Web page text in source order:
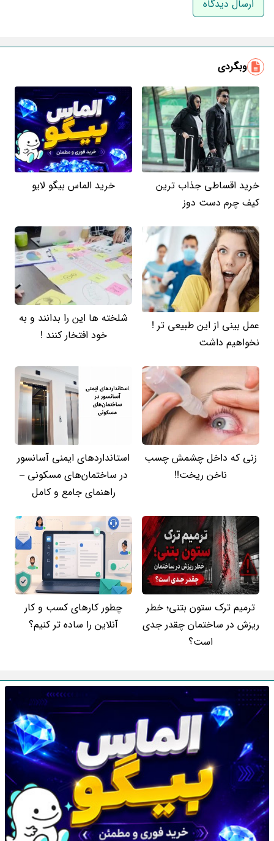
وبگردی
خرید اقساطی جذاب ترین
کیف چرم دست دوز
خرید الماس بیگو لایو
عمل بینی از این طبیعی تر !
نخواهیم داشت
شلخته ها این را بدانند و به
خود افتخار کنند !
زنی که داخل چشمش چسب
ناخن ریخت!!
استانداردهای ایمنی آسانسور
در ساختمان‌های مسکونی –
راهنمای جامع و کامل
ترمیم ترک ستون بتنی؛ خطر
ریزش در ساختمان چقدر جدی
است؟
چطور کارهای کسب‌ و کار
آنلاین را ساده‌ تر کنیم؟